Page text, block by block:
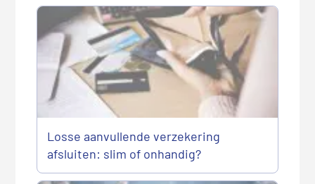
Losse aanvullende verzekering
afsluiten: slim of onhandig?